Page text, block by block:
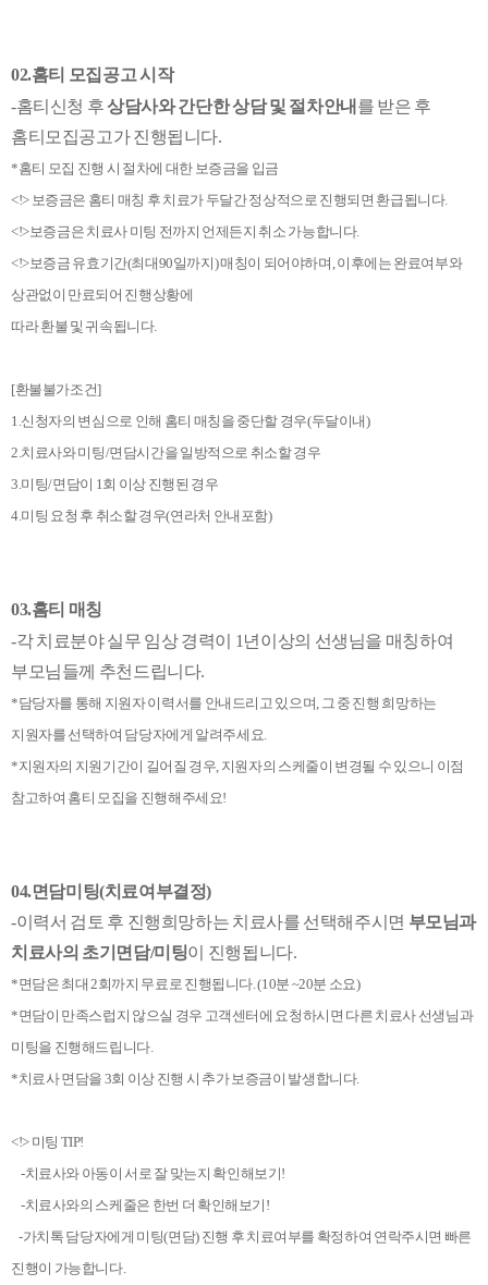
02.홈티 모집공고 시작
-홈티신청 후상담사와 간단한 상담 및 절차안내 를 받은 후
홈티모집공고가 진행됩니다.
*홈티 모집 진행 시 절차에 대한 보증금을 입금
<!> 보증금은 홈티 매칭 후 치료가 두달간 정상적으로 진행되면 환급됩니다.
<!>보증금은 치료사 미팅 전까지 언제든지 취소 가능합니다.
<!>보증금 유효기간(최대90일까지) 매칭이 되어야하며, 이후에는 완료여부와
상관없이 만료되어 진행상황에
따라 환불 및 귀속됩니다.
[환불불가조건]
1.신청자의 변심으로 인해 홈티 매칭을 중단할 경우(두달이내)
2.치료사와 미팅/면담시간을 일방적으로 취소할 경우
3.미팅/면담이 1회 이상 진행된 경우
4.미팅 요청 후 취소할 경우(연라처 안내포함)
03.홈티 매칭
-각 치료분야 실무 임상 경력이 1년이상의 선생님을 매칭하여
부모님들께 추천드립니다.
*담당자를 통해 지원자 이력서를 안내드리고 있으며, 그 중 진행 희망하는
지원자를 선택하여 담당자에게 알려주세요.
*지원자의 지원기간이 길어질 경우, 지원자의 스케줄이 변경될 수 있으니 이점
참고하여 홈티 모집을 진행해주세요!
04.면담미팅(치료여부결정)
-이력서 검토 후 진행희망하는 치료사를 선택해주시면 부모님과
치료사의 초기면담/미팅이 진행됩니다.
*면담은 최대 2회까지 무료로 진행됩니다. (10분 ~20분 소요)
*면담이 만족스럽지 않으실 경우 고객센터에 요청하시면 다른 치료사 선생님과
미팅을 진행해드립니다.
*치료사 면담을 3회 이상 진행 시 추가 보증금이 발생합니다.
<!> 미팅 TIP!
-치료사와 아동이 서로 잘 맞는지 확인해보기!
-치료사와의 스케줄은 한번 더 확인해보기!
-가치톡 담당자에게 미팅(면담) 진행 후 치료여부를 확정하여 연락주시면 빠른
진행이 가능합니다.